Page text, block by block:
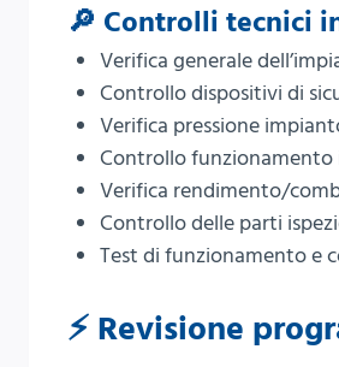
🔎 Controlli tecnici
Verifica generale
Controllo dispositivi di
Verifica pressione
Controllo funzionamento
Verifica rendimento/
Controllo delle parti
Test di funzionamento e
⚡ Revisione